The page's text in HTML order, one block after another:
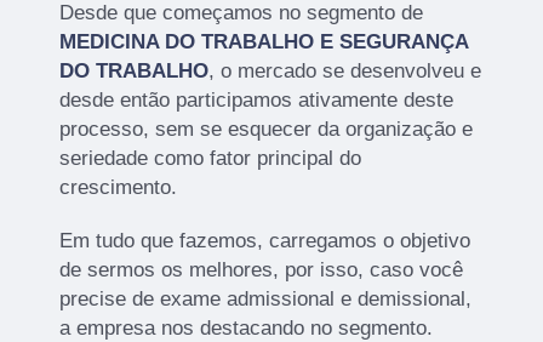
Desde que começamos no segmento de
MEDICINA DO TRABALHO E SEGURANÇA
DO TRABALHO, o mercado se desenvolveu e
desde então participamos ativamente deste
processo, sem se esquecer da organização e
seriedade como fator principal do
crescimento.
Em tudo que fazemos, carregamos o objetivo
de sermos os melhores, por isso, caso você
precise de exame admissional e demissional,
a empresa nos destacando no segmento.